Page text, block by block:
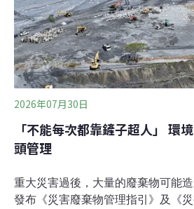
戶」的告示，因為就在四天前的6月
分署，在萬里溪發現一處約45公頃
成堰塞湖。陽明交通大學防災與水
員李國維指出，萬里溪過去就曾多
次規模較大，「因為這裡的特性就
狹窄，像V形，岩石葉理又比較垂直
2026年07月30日
「不能每次都靠鏟子超人」 環
頭管理
重大災害過後，大量的廢棄物可能
發布《災害廢棄物管理指引》及《